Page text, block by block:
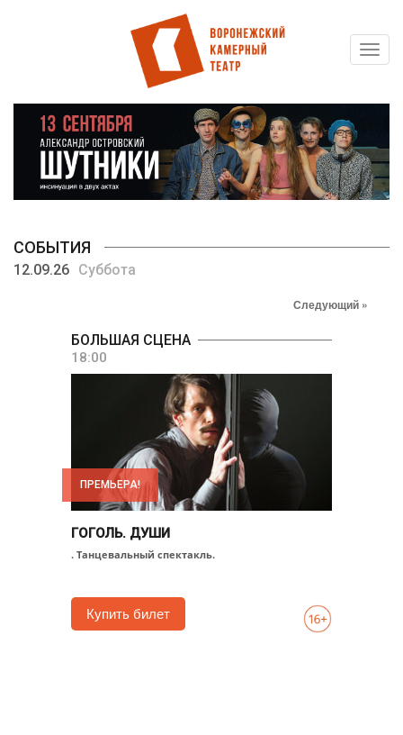
основному
содержанию
СОБЫТИЯ
12.09.26 Суббота
Следующий »
БОЛЬШАЯ СЦЕНА
18:00
ПРЕМЬЕРА!
ГОГОЛЬ. ДУШИ
. Танцевальный спектакль.
Купить билет